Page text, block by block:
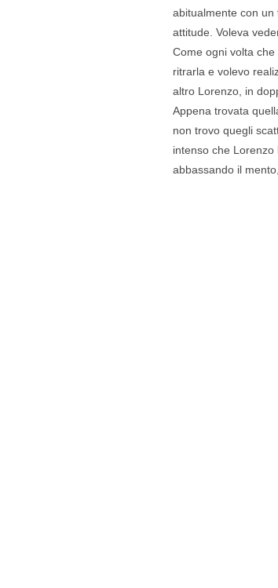
abitualmente con
attitude. Voleva
Come ogni volta
ritrarla e volevo
altro Lorenzo, in
Appena trovata
non trovo quegli
intenso che
abbassando il